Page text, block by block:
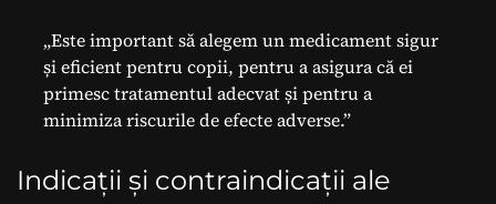
„Este important să alegem un medicament sigur
și eficient pentru copii, pentru a asigura că ei
primesc tratamentul adecvat și pentru a
minimiza riscurile de efecte adverse.”
Indicații și contraindicații ale